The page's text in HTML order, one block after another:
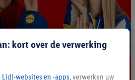
kort over de verwerking
Lidl-websites en -apps, verwerken uw